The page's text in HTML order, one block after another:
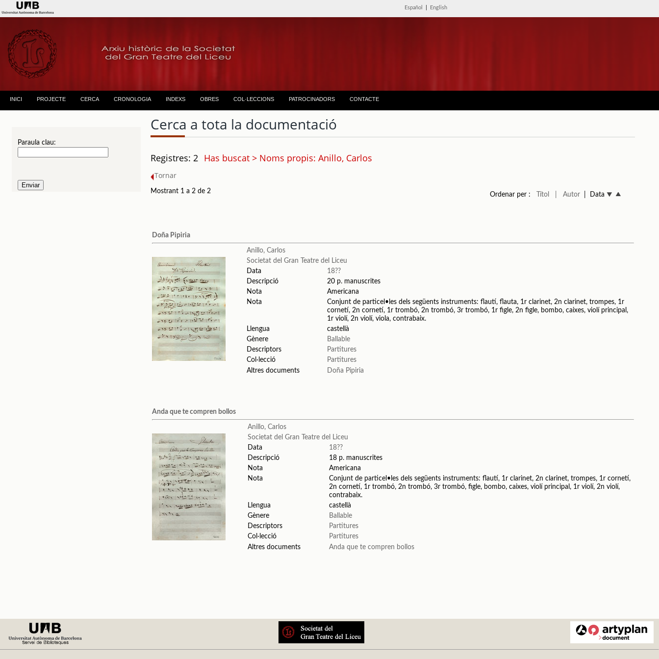
Español English
INICI PROJECTE CERCA CRONOLOGIA INDEXS OBRES COL·LECCIONS PATROCINADORS CONTACTE
Paraula clau:
Cerca a tota la documentació
Registres: 2 Has buscat > Noms propis: Anillo, Carlos
Tornar
Mostrant 1 a 2 de 2 Ordenar per : Títol | Autor| Data
Doña Pipiria
Anillo, Carlos
Societat del Gran Teatre del Liceu
Data
18??
Descripció
20 p. manuscrites
Nota
Americana
Nota
Conjunt de particel•les dels següents instruments: flautí, flauta, 1r clarinet, 2n clarinet, trompes, 1r
cornetí, 2n cornetí, 1r trombó, 2n trombó, 3r trombó, 1r figle, 2n figle, bombo, caixes, violí principal,
1r violí, 2n violí, viola, contrabaix.
Llengua
castellà
Gènere
Ballable
Descriptors
Partitures
Col·lecció
Partitures
Altres documents
Doña Pipiria
Anda que te compren bollos
Anillo, Carlos
Societat del Gran Teatre del Liceu
Data
18??
Descripció
18 p. manuscrites
Nota
Americana
Nota
Conjunt de particel•les dels següents instruments: flautí, 1r clarinet, 2n clarinet, trompes, 1r cornetí,
2n cornetí, 1r trombó, 2n trombó, 3r trombó, figle, bombo, caixes, violí principal, 1r violí, 2n violí,
contrabaix.
Llengua
castellà
Gènere
Ballable
Descriptors
Partitures
Col·lecció
Partitures
Altres documents
Anda que te compren bollos